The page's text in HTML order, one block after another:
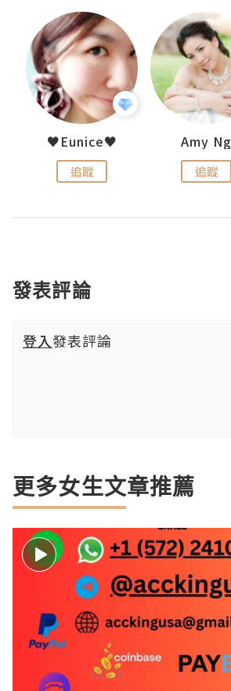
♥Eunice♥
追蹤
Amy Ng
追蹤
發表評論
登入發表評論
更多女生文章推薦